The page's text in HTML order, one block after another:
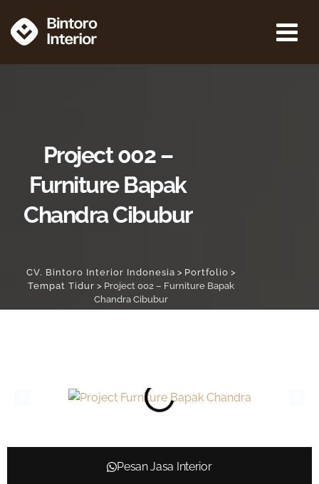
Project 002 –
Furniture Bapak
Chandra Cibubur
CV. Bintoro Interior Indonesia > Portfolio >
Tempat Tidur > Project 002 – Furniture Bapak
Chandra Cibubur
Pesan Jasa Interior